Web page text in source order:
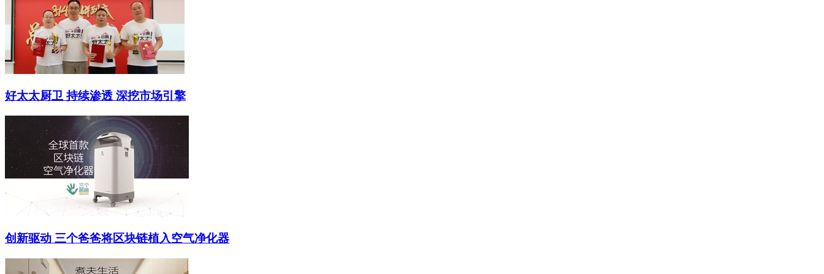
好太太厨卫 持续渗透 深挖市场引擎
创新驱动 三个爸爸将区块链植入空气净化器